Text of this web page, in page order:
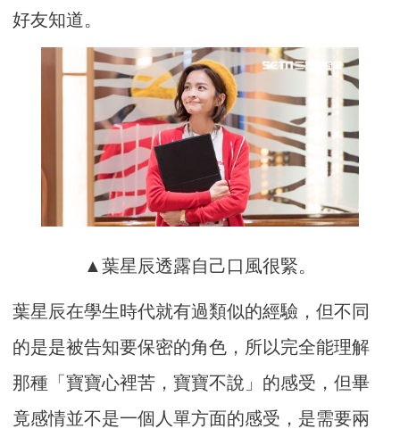
好友知道。
▲葉星辰透露自己口風很緊。
葉星辰在學生時代就有過類似的經驗，但不同
的是是被告知要保密的角色，所以完全能理解
那種「寶寶心裡苦，寶寶不說」的感受，但畢
竟感情並不是一個人單方面的感受，是需要兩